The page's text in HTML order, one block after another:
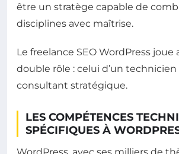
être un stratège capable de
disciplines avec maîtrise.
Le freelance SEO WordPress
double rôle : celui d’un technicien
consultant stratégique.
LES COMPÉTENCES
SPÉCIFIQUES À
WordPress, avec ses milliers de